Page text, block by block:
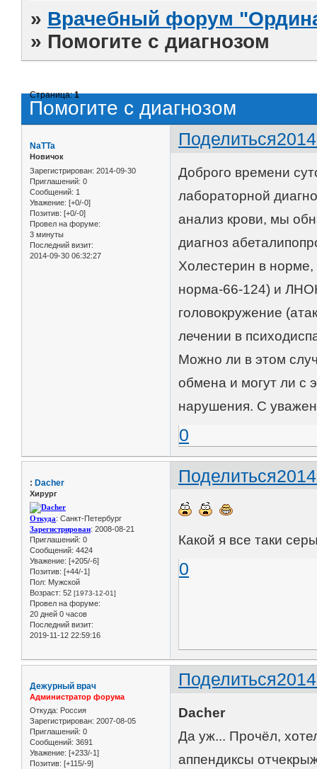
» Врачебный форум
» Помогите с диагнозом
Помогите с диагнозом
Страница:1
Поделиться
NaTTa
Новичок
Зарегистрирован: 2014-09-30
Приглашений: 0
Сообщений: 1
Уважение: [+0/-0]
Позитив: [+0/-0]
Провел на форуме:
3 минуты
Последний визит:
2014-09-30 06:32:27
Доброго времени
лабораторной
анализ крови, мы
диагноз
Холестерин в
норма-66-124) и
головокружение
лечении в
Можно ли в этом
обмена и могут ли с
нарушения. С
0
Поделиться
: Dacher
Хирург
Откуда: Санкт-Петербург
Зарегистрирован: 2008-08-21
Приглашений: 0
Сообщений: 4424
Уважение: [+205/-6]
Позитив: [+44/-1]
Пол: Мужской
Возраст: 52 [1973-12-01]
Провел на форуме:
20 дней 0 часов
Последний визит:
2019-11-12 22:59:16
Какой я все таки
0
Поделиться
Дежурный врач
Администратор форума
Откуда: Россия
Зарегистрирован: 2007-08-05
Приглашений: 0
Сообщений: 3691
Уважение: [+233/-1]
Позитив: [+115/-9]
Dacher
Да уж... Прочёл,
аппендиксы